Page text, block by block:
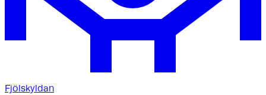
Fjölskyldan